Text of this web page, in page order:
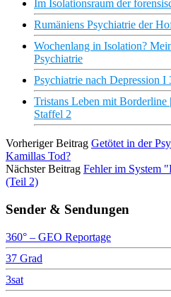
Im Isolationsraum der
Rumäniens Psychiatrie der
Wochenlang in Isolation?
Psychiatrie
Psychiatrie nach Depression
Tristans Leben mit Borderline
Staffel 2
Vorheriger Beitrag Getötet in der
Kamillas Tod?
Nächster Beitrag Fehler im System
(Teil 2)
Sender & Sendungen
360° – GEO Reportage
37 Grad
3sat